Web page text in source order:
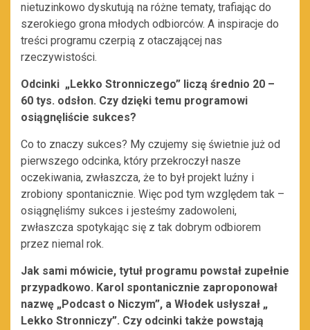
nietuzinkowo dyskutują na różne tematy, trafiając do
szerokiego grona młodych odbiorców. A inspiracje do
treści programu czerpią z otaczającej nas
rzeczywistości.
Odcinki „Lekko Stronniczego” liczą średnio 20 –
60 tys. odsłon. Czy dzięki temu programowi
osiągnęliście sukces?
Co to znaczy sukces? My czujemy się świetnie już od
pierwszego odcinka, który przekroczył nasze
oczekiwania, zwłaszcza, że to był projekt luźny i
zrobiony spontanicznie. Więc pod tym względem tak –
osiągnęliśmy sukces i jesteśmy zadowoleni,
zwłaszcza spotykając się z tak dobrym odbiorem
przez niemal rok.
Jak sami mówicie, tytuł programu powstał zupełnie
przypadkowo. Karol spontanicznie zaproponował
nazwę „Podcast o Niczym”, a Włodek usłyszał „
Lekko Stronniczy”. Czy odcinki także powstają